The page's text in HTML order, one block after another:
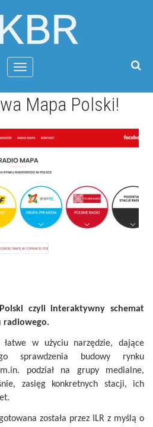
Menu
Mapa Polski!
czyli interaktywny schemat
radiowego.
w użyciu narzędzie, dające
sprawdzenia budowy rynku
podział na grupy medialne,
zasięg konkretnych stacji, ich
została przez ILR z myślą o